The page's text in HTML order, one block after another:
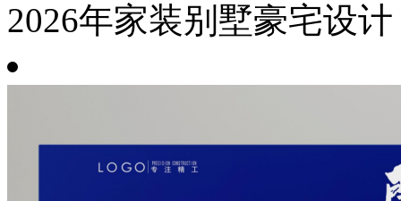
2026年家装别墅豪宅设计